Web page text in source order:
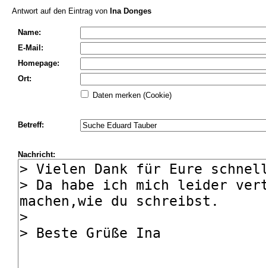
Antwort auf den Eintrag von Ina Donges
Name:
E-Mail:
Homepage:
Ort:
Daten merken (Cookie)
Betreff:
Nachricht: